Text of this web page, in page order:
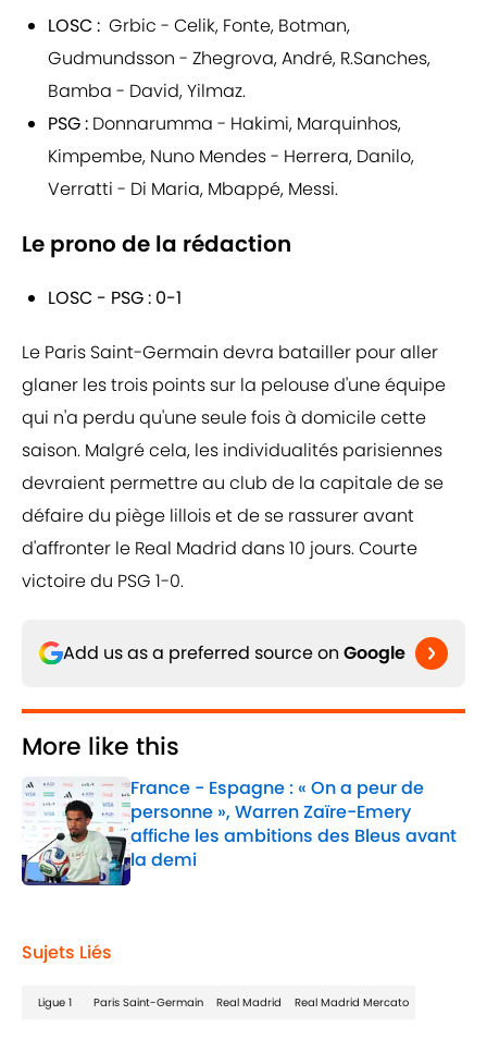
LOSC : Grbic - Celik, Fonte, Botman,
Gudmundsson - Zhegrova, André, R.Sanches,
Bamba - David, Yilmaz.
PSG : Donnarumma - Hakimi, Marquinhos,
Kimpembe, Nuno Mendes - Herrera, Danilo,
Verratti - Di Maria, Mbappé, Messi.
Le prono de la rédaction
LOSC - PSG : 0-1
Le Paris Saint-Germain devra batailler pour aller
glaner les trois points sur la pelouse d'une équipe
qui n'a perdu qu'une seule fois à domicile cette
saison. Malgré cela, les individualités parisiennes
devraient permettre au club de la capitale de se
défaire du piège lillois et de se rassurer avant
d'affronter le Real Madrid dans 10 jours. Courte
victoire du PSG 1-0.
Add us as a preferred source on Google
More like this
France - Espagne : « On a peur de
personne », Warren Zaïre-Emery
affiche les ambitions des Bleus avant
la demi
Published by on Invalid Date
Sujets Liés
Ligue 1 Paris Saint-Germain Real Madrid Real Madrid Mercato